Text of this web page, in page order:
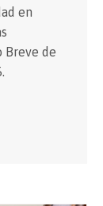
en
Breve de